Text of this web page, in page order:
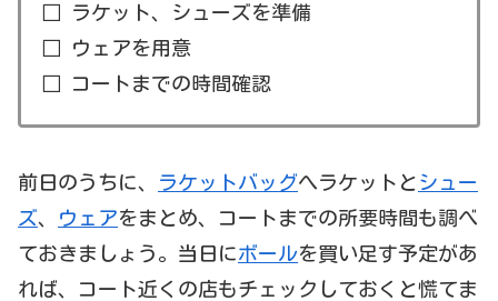
□ ラケット、シューズを準備
□ ウェアを用意
□ コートまでの時間確認
前日のうちに、 ラケットバッグへラケットと シュー
ズ、 ウェアをまとめ、コートまでの所要時間も調べ
ておきましょう。当日にボールを買い足す予定があ
れば、コート近くの店もチェックしておくと慌てま